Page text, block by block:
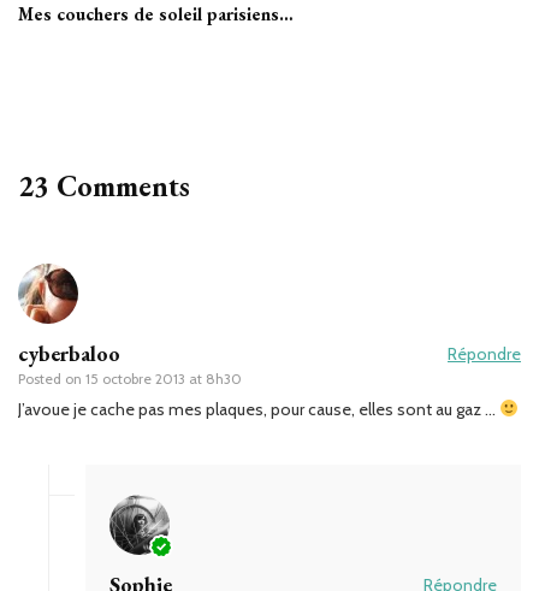
Mes couchers de soleil parisiens…
23 Comments
cyberbaloo
Posted on 15 octobre 2013 at 8h30
Répondre
J’avoue je cache pas mes plaques, pour cause, elles sont au gaz …
Sophie Répondre